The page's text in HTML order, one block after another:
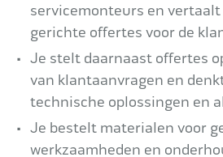
servicemonteurs en
gerichte offertes voor de
Je stelt daarnaast offertes
van klantaanvragen en
technische oplossingen en
Je bestelt materialen voor
werkzaamheden en